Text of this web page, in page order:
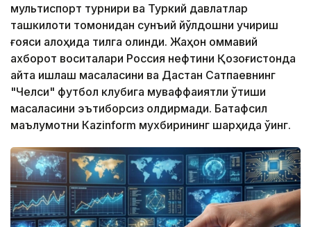
мультиспорт турнири ва Туркий давлатлар
ташкилоти томонидан сунъий йўлдошни учириш
ғояси алоҳида тилга олинди. Жаҳон оммавий
ахборот воситалари Россия нефтини Қозоғистонда
қайта ишлаш масаласини ва Дастан Сатпаевнинг
"Челси" футбол клубига муваффақиятли ўтиши
масаласини эътиборсиз қолдирмади. Батафсил
маълумотни Кazinform мухбирининг шарҳида ўқинг.